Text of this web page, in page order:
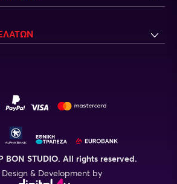
BON STUDIO. All rights reserved.
& Development by